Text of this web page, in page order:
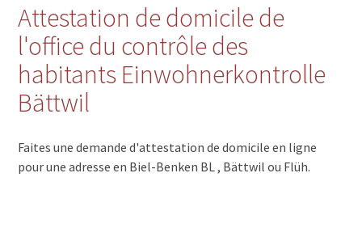
Attestation de domicile de
l'office du contrôle des
habitants Einwohnerkontrolle
Bättwil
Faites une demande d'attestation de domicile en ligne
pour une adresse en Biel-Benken BL , Bättwil ou Flüh.